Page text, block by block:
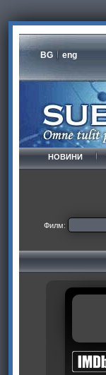
BG eng
НОВИНИ
Филм: